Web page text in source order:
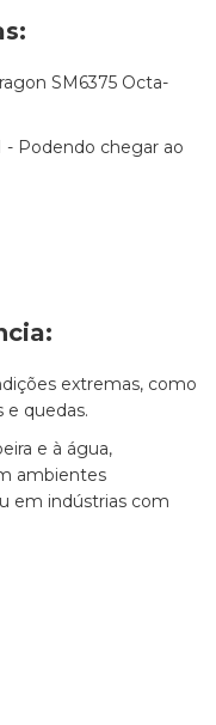
SM6375 Octa-
- Podendo chegar ao
extremas, como
e quedas.
e à água,
ambientes
em indústrias com